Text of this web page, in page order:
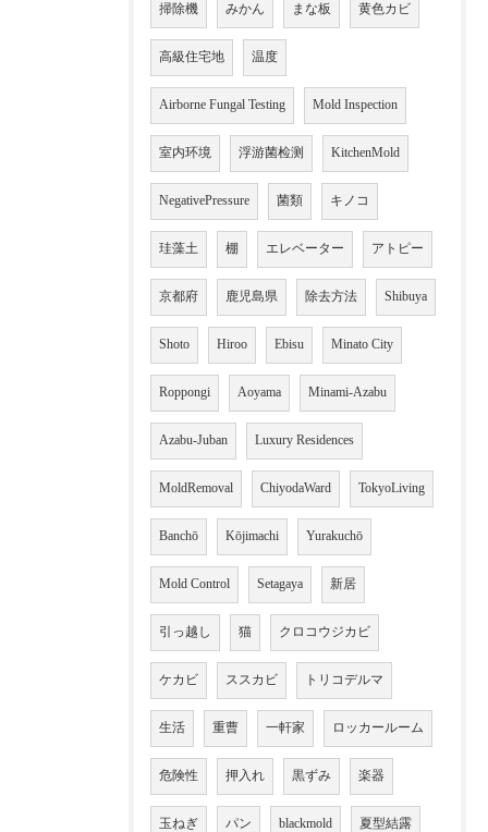
掃除機 みかん まな板 黄色カビ
高級住宅地 温度
Airborne Fungal Testing Mold Inspection
室内环境 浮游菌检测 KitchenMold
NegativePressure 菌類 キノコ
珪藻土 棚 エレベーター アトピー
京都府 鹿児島県 除去方法 Shibuya
Shoto Hiroo Ebisu Minato City
Roppongi Aoyama Minami-Azabu
Azabu-Juban Luxury Residences
MoldRemoval ChiyodaWard TokyoLiving
Banchō Kōjimachi Yurakuchō
Mold Control Setagaya 新居
引っ越し 猫 クロコウジカビ
ケカビ ススカビ トリコデルマ
生活 重曹 一軒家 ロッカールーム
危険性 押入れ 黒ずみ 楽器
玉ねぎ パン blackmold 夏型結露